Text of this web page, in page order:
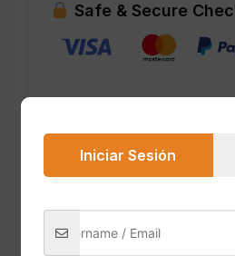
Safe & Secure
Tease Candy Noir de
Iniciar Sesión